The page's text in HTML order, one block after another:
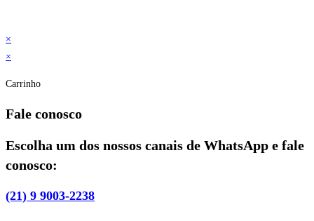
×
×
Carrinho
Fale conosco
Escolha um dos nossos canais de WhatsApp e fale
conosco:
(21) 9 9003-2238